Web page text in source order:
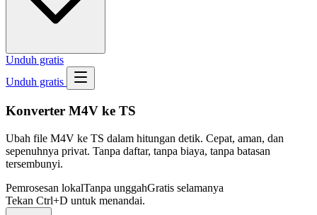
Unduh gratis
Unduh gratis
Konverter M4V ke TS
Ubah file M4V ke TS dalam hitungan detik. Cepat, aman, dan
sepenuhnya privat. Tanpa daftar, tanpa biaya, tanpa batasan
tersembunyi.
Pemrosesan lokalTanpa unggahGratis selamanya
Tekan Ctrl+D untuk menandai.